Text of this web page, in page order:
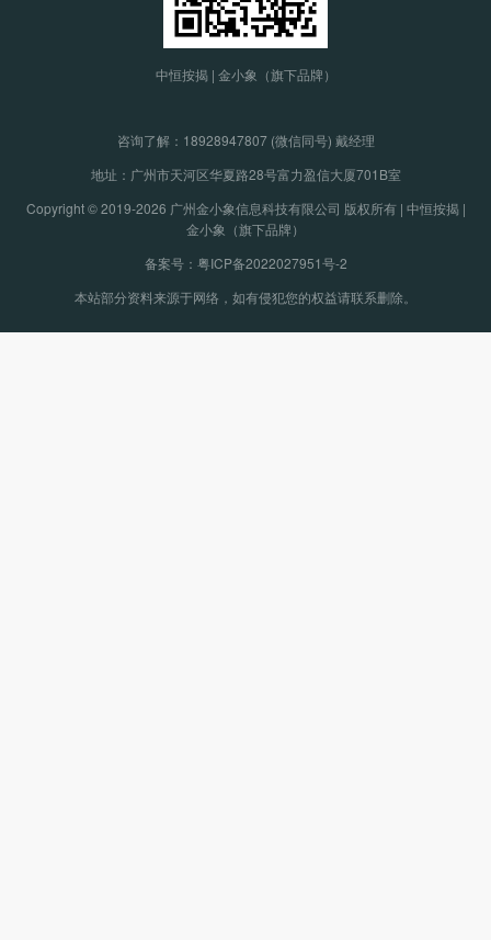
中恒按揭 | 金小象（旗下品牌）
咨询了解： 18928947807 (微信同号) 戴经理
地址：广州市天河区华夏路28号富力盈信大厦701B室
Copyright © 2019-2026 广州金小象信息科技有限公司 版权所有 | 中恒按揭 |
金小象（旗下品牌）
备案号：粤ICP备2022027951号-2
本站部分资料来源于网络，如有侵犯您的权益请联系删除。